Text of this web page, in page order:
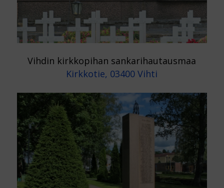
Vihdin kirkkopihan sankarihautausmaa
Kirkkotie, 03400 Vihti